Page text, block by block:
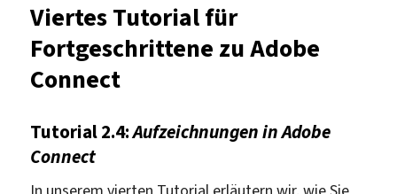
Fortgeschrittene
zu
Adobe
Connect
Viertes Tutorial für
Fortgeschrittene zu Adobe
Connect
Tutorial 2.4:Aufzeichnungen in Adobe
Connect